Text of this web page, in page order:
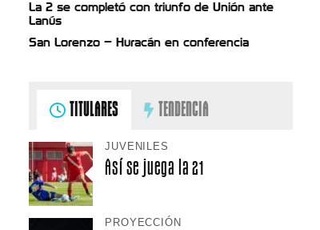
La 2 se completó con triunfo de Unión ante
Lanús
San Lorenzo – Huracán en conferencia
TITULARES TENDENCIA
JUVENILES
Así se juega la 21
PROYECCIÓN